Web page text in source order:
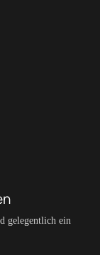
gelegentlich ein